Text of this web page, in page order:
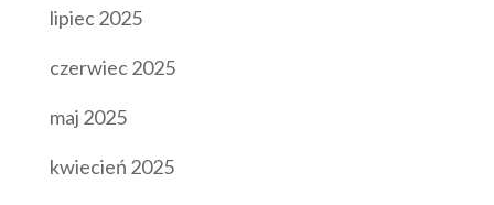
lipiec 2025
czerwiec 2025
maj 2025
kwiecień 2025